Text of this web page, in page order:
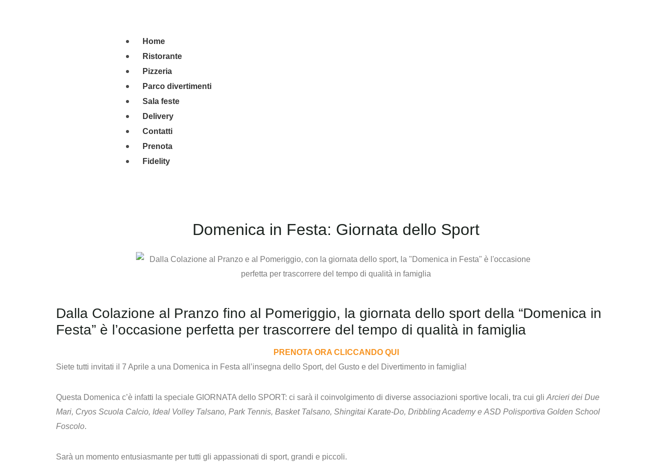
Home
Ristorante
Pizzeria
Parco divertimenti
Sala feste
Delivery
Contatti
Prenota
Fidelity
Domenica in Festa: Giornata dello Sport
Dalla Colazione al Pranzo fino al Pomeriggio, la giornata dello sport della “Domenica in
Festa” è l’occasione perfetta per trascorrere del tempo di qualità in famiglia
PRENOTA ORA CLICCANDO QUI
Siete tutti invitati il 7 Aprile a una Domenica in Festa all’insegna dello Sport, del Gusto e del Divertimento in famiglia!
Questa Domenica c’è infatti la speciale GIORNATA dello SPORT: ci sarà il coinvolgimento di diverse associazioni sportive locali, tra cui gli Arcieri dei Due
Mari, Cryos Scuola Calcio, Ideal Volley Talsano, Park Tennis, Basket Talsano, Shingitai Karate-Do, Dribbling Academye ASD Polisportiva Golden School
Foscolo.
Sarà un momento entusiasmante per tutti gli appassionati di sport, grandi e piccoli.